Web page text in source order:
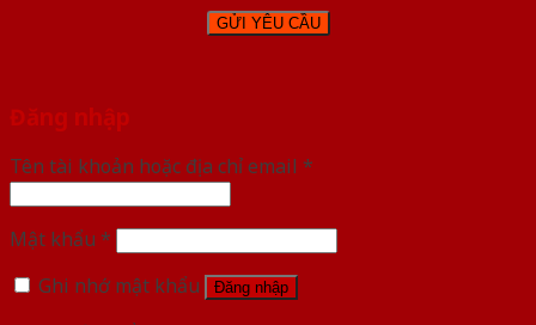
Đăng nhập
Tên tài khoản hoặc địa chỉ email *
Mật khẩu *
Ghi nhớ mật khẩu
Đăng nhập